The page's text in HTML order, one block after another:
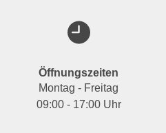
Öffnungszeiten
Montag - Freitag
09:00 - 17:00 Uhr